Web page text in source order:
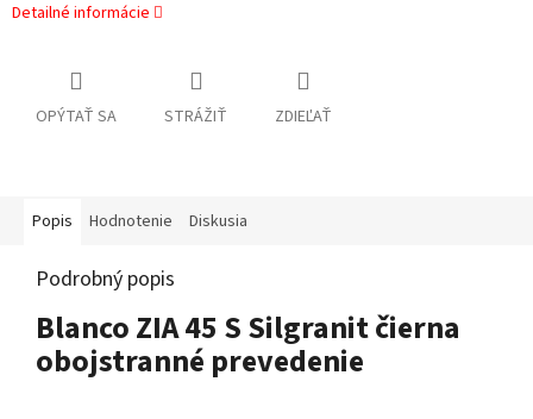
Detailné informácie
OPÝTAŤ SA STRÁŽIŤ ZDIEĽAŤ
Popis Hodnotenie Diskusia
Podrobný popis
Blanco ZIA 45 S Silgranit čierna
obojstranné prevedenie